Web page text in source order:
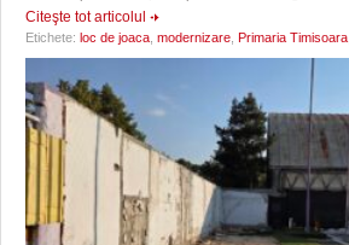
Citeşte tot articolul
Etichete: loc de joaca modernizare Primaria Timisoara